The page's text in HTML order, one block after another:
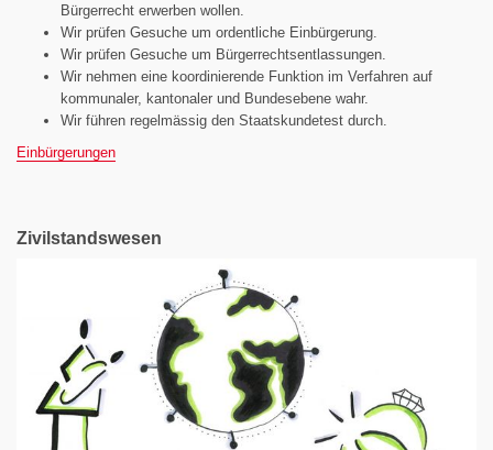
Bürgerrecht erwerben wollen.
Wir prüfen Gesuche um ordentliche Einbürgerung.
Wir prüfen Gesuche um Bürgerrechtsentlassungen.
Wir nehmen eine koordinierende Funktion im Verfahren auf
kommunaler, kantonaler und Bundesebene wahr.
Wir führen regelmässig den Staatskundetest durch.
Einbürgerungen
Zivilstandswesen